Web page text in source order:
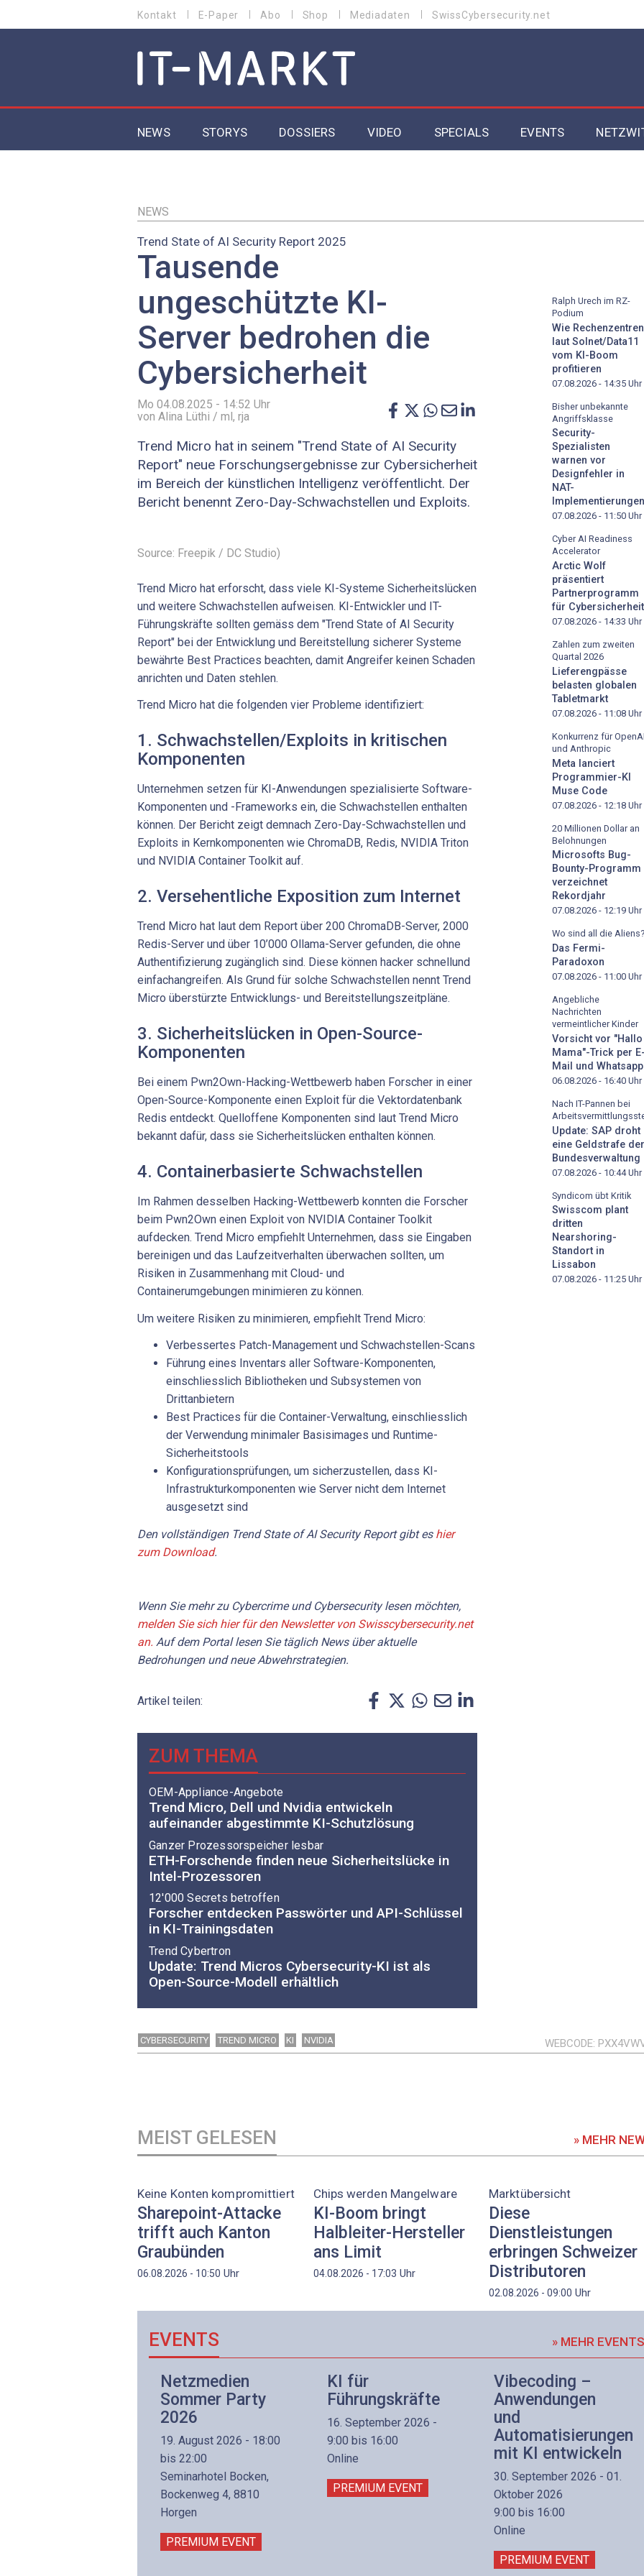
zum
MENU
Kontakt E-Paper Abo Shop Mediadaten SwissCybersecurity.net
MAIN NAVIGATION
NEWS STORYS DOSSIERS
Security
VIDEO SPECIALS EVENTS
NEWS
Trend State of AI Security Report 2025
Tausende
ungeschützte KI-
Server bedrohen die
Cybersicherheit
Mo 04.08.2025 - 14:52 Uhr
von Alina Lüthi / ml, rja
Trend Micro hat in seinem "Trend State of AI Security
Report" neue Forschungsergebnisse zur Cybersicherheit
im Bereich der künstlichen Intelligenz veröffentlicht. Der
Bericht benennt Zero-Day-Schwachstellen und Exploits.
Source: Freepik / DC Studio)
Trend Micro hat erforscht, dass viele KI-Systeme Sicherheitslücken
und weitere Schwachstellen aufweisen. KI-Entwickler und IT-
Führungskräfte sollten gemäss dem "Trend State of AI Security
Report" bei der Entwicklung und Bereitstellung sicherer Systeme
bewährte Best Practices beachten, damit Angreifer keinen Schaden
anrichten und Daten stehlen.
Trend Micro hat die folgenden vier Probleme identifiziert:
1. Schwachstellen/Exploits in kritischen
Komponenten
Unternehmen setzen für KI-Anwendungen spezialisierte Software-
Komponenten und -Frameworks ein, die Schwachstellen enthalten
können. Der Bericht zeigt demnach Zero-Day-Schwachstellen und
Exploits in Kernkomponenten wie ChromaDB, Redis, NVIDIA Triton
und NVIDIA Container Toolkit auf.
2. Versehentliche Exposition zum Internet
Trend Micro hat laut dem Report über 200 ChromaDB-Server, 2000
Redis-Server und über 10’000 Ollama-Server gefunden, die ohne
Authentifizierung zugänglich sind. Diese können hacker schnellund
einfachangreifen. Als Grund für solche Schwachstellen nennt Trend
Micro überstürzte Entwicklungs- und Bereitstellungszeitpläne.
3. Sicherheitslücken in Open-Source-
Komponenten
Bei einem Pwn2Own-Hacking-Wettbewerb haben Forscher in einer
Open-Source-Komponente einen Exploit für die Vektordatenbank
Redis entdeckt. Quelloffene Komponenten sind laut Trend Micro
bekannt dafür, dass sie Sicherheitslücken enthalten können.
4. Containerbasierte Schwachstellen
Im Rahmen desselben Hacking-Wettbewerb konnten die Forscher
beim Pwn2Own einen Exploit von NVIDIA Container Toolkit
aufdecken. Trend Micro empfiehlt Unternehmen, dass sie Eingaben
bereinigen und das Laufzeitverhalten überwachen sollten, um
Risiken in Zusammenhang mit Cloud- und
Containerumgebungen minimieren zu können.
Um weitere Risiken zu minimieren, empfiehlt Trend Micro:
Verbessertes Patch-Management und Schwachstellen-Scans
Führung eines Inventars aller Software-Komponenten,
einschliesslich Bibliotheken und Subsystemen von
Drittanbietern
Best Practices für die Container-Verwaltung, einschliesslich
der Verwendung minimaler Basisimages und Runtime-
Sicherheitstools
Konfigurationsprüfungen, um sicherzustellen, dass KI-
Infrastrukturkomponenten wie Server nicht dem Internet
ausgesetzt sind
Den vollständigen Trend State of AI Security Report gibt es hier
zum Download.
Wenn Sie mehr zu Cybercrime und Cybersecurity lesen möchten,
melden Sie sich hier für den Newsletter von Swisscybersecurity.net
an. Auf dem Portallesen Sie täglich News über aktuelle
Bedrohungen und neue Abwehrstrategien.
Artikel teilen:
ZUM THEMA
OEM-Appliance-Angebote
Trend Micro, Dell und Nvidia entwickeln
aufeinander abgestimmte KI-Schutzlösung
Ganzer Prozessorspeicher lesbar
ETH-Forschende finden neue Sicherheitslücke in
Intel-Prozessoren
12'000 Secrets betroffen
Forscher entdecken Passwörter und API-Schlüssel
in KI-Trainingsdaten
Trend Cybertron
Update: Trend Micros Cybersecurity-KI ist als
Open-Source-Modell erhältlich
Ralph Urech im RZ-
Podium
Wie Rechenzentren
laut Solnet/Data11
vom KI-Boom
profitieren
07.08.2026 - 14:35 Uhr
Bisher unbekannte
Angriffsklasse
Security-
Spezialisten
warnen vor
Designfehler in
NAT-
Implementierungen
07.08.2026 - 11:50 Uhr
Cyber AI Readiness
Accelerator
Arctic Wolf
präsentiert
Partnerprogramm
für Cybersicherheit
07.08.2026 - 14:33 Uhr
Zahlen zum zweiten
Quartal 2026
Lieferengpässe
belasten globalen
Tabletmarkt
07.08.2026 - 11:08 Uhr
Konkurrenz für OpenAI
und Anthropic
Meta lanciert
Programmier-KI
Muse Code
07.08.2026 - 12:18 Uhr
20 Millionen Dollar an
Belohnungen
Microsofts Bug-
Bounty-Programm
verzeichnet
Rekordjahr
07.08.2026 - 12:19 Uhr
Wo sind all die Aliens?
Das Fermi-
Paradoxon
07.08.2026 - 11:00 Uhr
Angebliche
Nachrichten
vermeintlicher Kinder
Vorsicht vor "Hallo
Mama"-Trick per E-
Mail und Whatsapp
06.08.2026 - 16:40 Uhr
Nach IT-Pannen bei
Update: SAP droht
eine Geldstrafe der
Bundesverwaltung
07.08.2026 - 10:44Uhr
Syndicom übt Kritik
Swisscom plant
dritten
Nearshoring-
Standort in
Lissabon
07.08.2026 - 11:25 Uhr
CYBERSECURITY TREND MICRO KI NVIDIA WEBCODE
MEIST GELESEN » MEHR
Keine Konten kompromittiert
Sharepoint-Attacke
trifft auch Kanton
Graubünden
06.08.2026 - 10:50 Uhr
Chips werden Mangelware
KI-Boom bringt
Halbleiter-Hersteller
ans Limit
04.08.2026 - 17:03 Uhr
Marktübersicht
Diese
Dienstleistungen
erbringen Schweizer
Distributoren
02.08.2026 - 09:00 Uhr
EVENTS » MEHR EVENTS
Netzmedien
Sommer Party
2026
19. August 2026 - 18:00
bis 22:00
Seminarhotel Bocken,
Bockenweg 4, 8810
Horgen
PREMIUM EVENT
KI für
Führungskräfte
16. September 2026 -
9:00 bis 16:00
Online
PREMIUM EVENT
Vibecoding –
Anwendungen
und
Automatisierungen
mit KI entwickeln
30. September 2026 - 01.
Oktober 2026
9:00 bis 16:00
Online
PREMIUM EVENT